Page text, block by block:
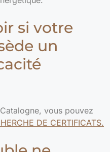
si votre
un
vous pouvez
DE CERTIFICATS.